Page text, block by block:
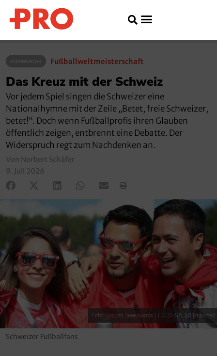
KOMMENTAR Fußballweltmeisterschaft
Das Kreuz mit der Schweiz
Vor jedem Spiel singen die Schweizer eine
Nationalhymne mit der Zeile „Betet, freie Schweizer,
betet!“. Doch wenn Fußballprofis ihren Glauben
öffentlich zeigen, entbrennt eine Debatte. Der
Widerspruch regt zum Nachdenken an.
Von Norbert Schäfer
9. Juli 2026
Foto: Кирилл Венедиктов CC BY-SA 3.0 Unported
Schweizer Fußballfans